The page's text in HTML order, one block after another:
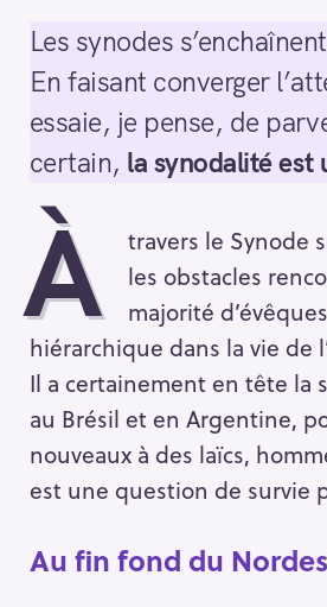
Les synodes
En faisant converger
essaie, je pense, de
certain, la synodalité est
À
travers le Synode
les obstacles
majorité
hiérarchique dans la vie de
Il a certainement en tête la
au Brésil et en Argentine,
nouveaux à des laïcs,
est une question de survie
Au fin fond du